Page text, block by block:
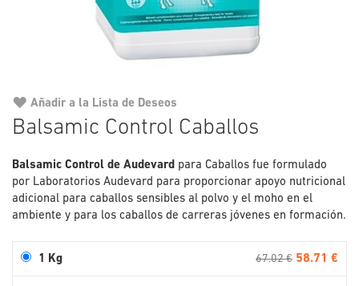
Balsamic Control Caballos
Balsamic Control de Audevard para Caballos fue formulado
por Laboratorios Audevard para proporcionar apoyo nutricional
adicional para caballos sensibles al polvo y el moho en el
ambiente y para los caballos de carreras jóvenes en formación.
1 Kg 67.02 € 58.71 €
Añadir a la Lista de Deseos
al
de
la
galería
de